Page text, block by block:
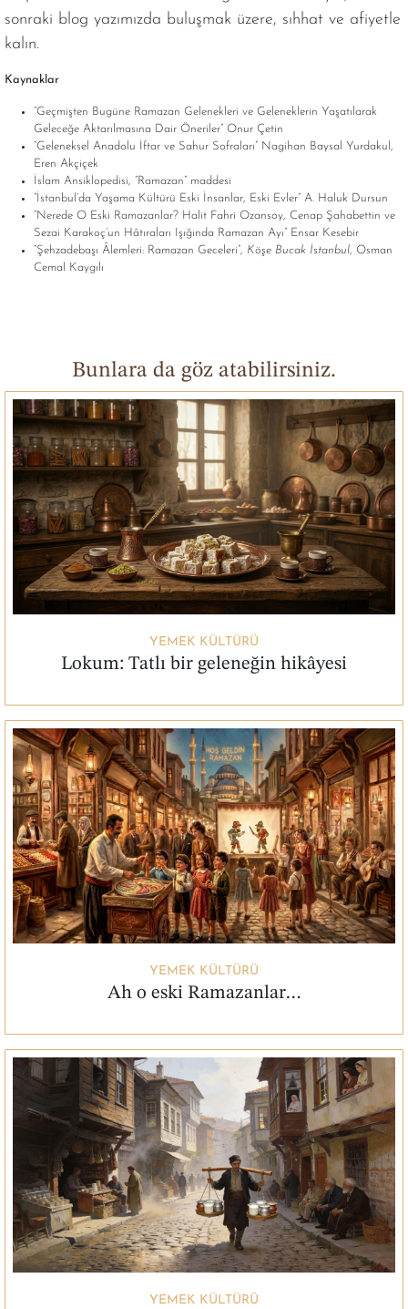
sonraki blog yazımızda buluşmak üzere, sıhhat ve afiyetle
kalın.
Kaynaklar
“Geçmişten Bugüne Ramazan Gelenekleri ve Geleneklerin Yaşatılarak
Geleceğe Aktarılmasına Dair Öneriler” Onur Çetin
“Geleneksel Anadolu İftar ve Sahur Sofraları” Nagihan Baysal Yurdakul,
Eren Akçiçek
İslam Ansiklopedisi, “Ramazan” maddesi
“İstanbul’da Yaşama Kültürü Eski İnsanlar, Eski Evler” A. Haluk Dursun
“Nerede O Eski Ramazanlar? Halit Fahri Ozansoy, Cenap Şahabettin ve
Sezai Karakoç’un Hâtıraları Işığında Ramazan Ayı” Ensar Kesebir
“Şehzadebaşı Âlemleri: Ramazan Geceleri”, Köşe Bucak İstanbul, Osman
Cemal Kaygılı
Bunlara da göz atabilirsiniz.
YEMEK KÜLTÜRÜ
Lokum: Tatlı bir geleneğin hikâyesi
YEMEK KÜLTÜRÜ
Ah o eski Ramazanlar…
YEMEK KÜLTÜRÜ